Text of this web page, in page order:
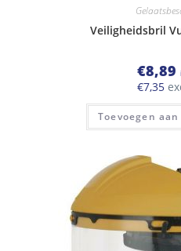
Veiligheidsbril
€8,89
€7,35
Toevoegen